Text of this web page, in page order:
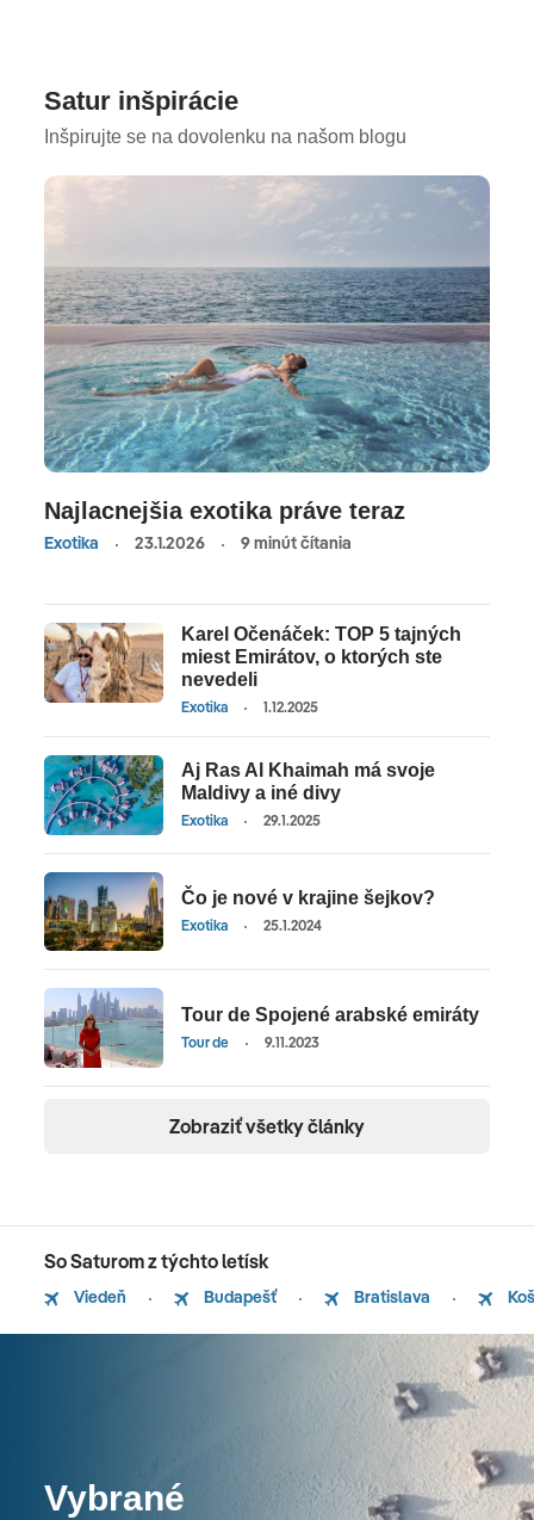
Satur inšpirácie
Inšpirujte se na dovolenku na našom blogu
Najlacnejšia exotika práve teraz
Exotika 23.1.2026 9 minút čítania
Karel Očenáček: TOP 5 tajných
miest Emirátov, o ktorých ste
nevedeli
Exotika 1.12.2025
Aj Ras Al Khaimah má svoje
Maldivy a iné divy
Exotika 29.1.2025
Čo je nové v krajine šejkov?
Exotika 25.1.2024
Tour de Spojené arabské emiráty
Tour de 9.11.2023
Zobraziť všetky články
So Saturom z týchto letísk
Viedeň Budapešť Bratislava
Vybrané